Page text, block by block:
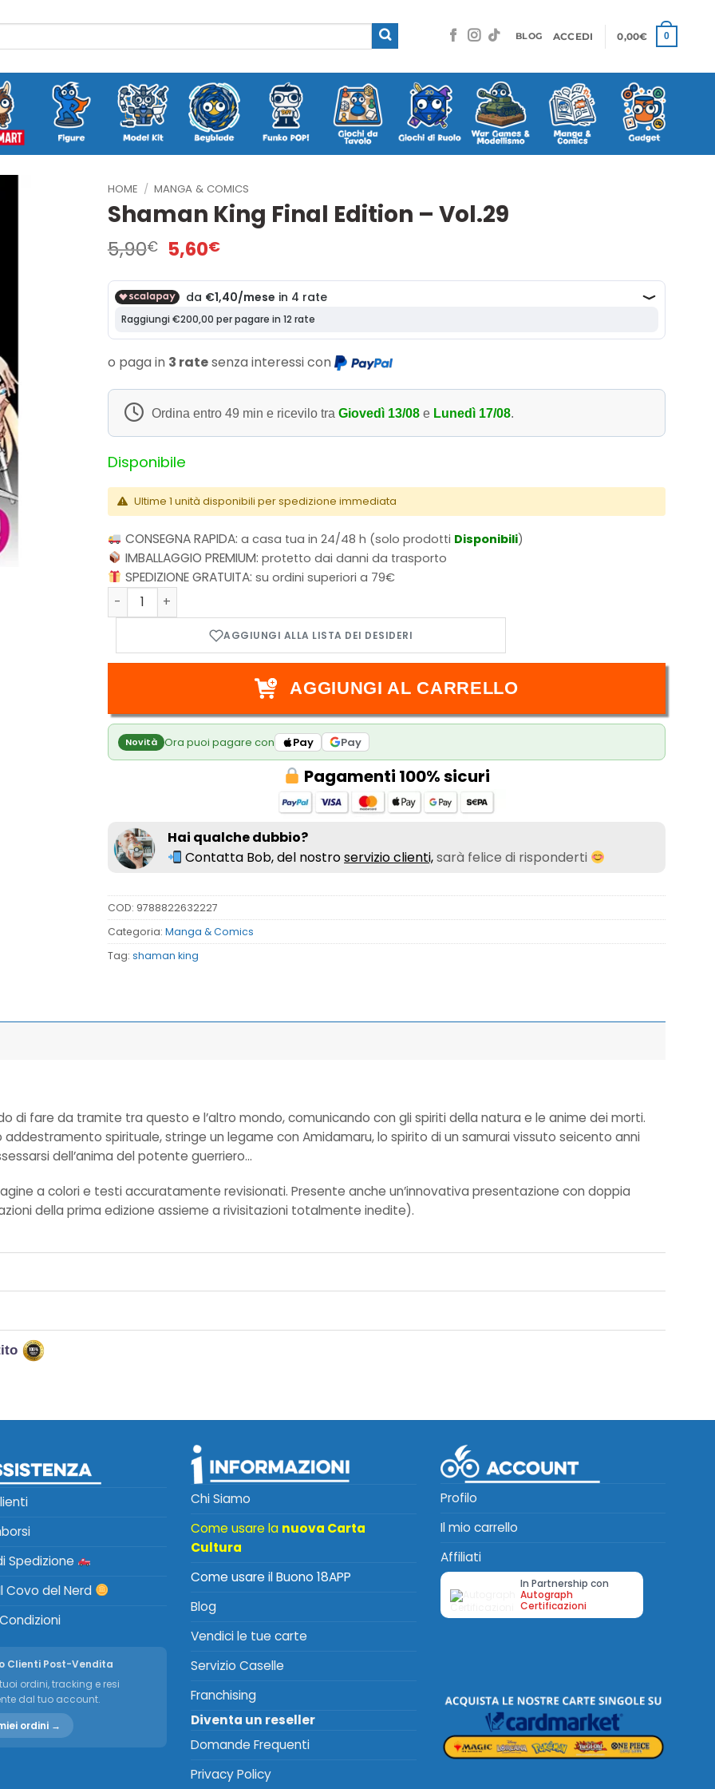
BLOG ACCEDI 0,00€ 0
HOME / MANGA & COMICS
Shaman King Final Edition – Vol.29
5,90€ Il
prezzo
originale
era:
5,90€.
5,60€Il
attuale
è:
5,60€.
o paga in 3 ratesenza interessi con
Ordina entro 49 min e ricevilo tra Giovedì 13/08e Lunedì 17/08.
Disponibile
Ultime 1 unità disponibili per spedizione immediata
CONSEGNA RAPIDA: a casa tua in 24/48 h (solo prodotti Disponibili)
IMBALLAGGIO PREMIUM: protetto dai danni da trasporto
SPEDIZIONE GRATUITA: su ordini superiori a 79€
Shaman King Final Edition - Vol.29 quantità
AGGIUNGI AL CARRELLO
Novità Ora puoi pagare con Pay Pay
Pagamenti 100% sicuri
Hai qualche dubbio?
Contatta Bob, del nostroservizio clienti,sarà felice di risponderti
COD: 9788822632227
Categoria: Manga & Comics
Tag: shaman king
di fare da tramite tra questo e l’altro mondo, comunicando con gli spiriti della natura e le anime dei morti.
spirituale, stringe un legame con Amidamaru, lo spirito di un samurai vissuto seicento anni
dell’anima del potente guerriero…
a colori e testi accuratamente revisionati. Presente anche un’innovativa presentazione con doppia
della prima edizione assieme a rivisitazioni totalmente inedite).
Spedizione
Covo del Nerd
Clienti Post-Vendita
ordini, tracking e resi
dal tuo account.
ordini →
Chi Siamo
Come usare la nuova Carta
Cultura
Come usare il Buono 18APP
Blog
Vendici le tue carte
Servizio Caselle
Franchising
Diventa un reseller
Domande Frequenti
Privacy Policy
Profilo
Il mio carrello
Affiliati
In Partnership con
Autograph
Certificazioni